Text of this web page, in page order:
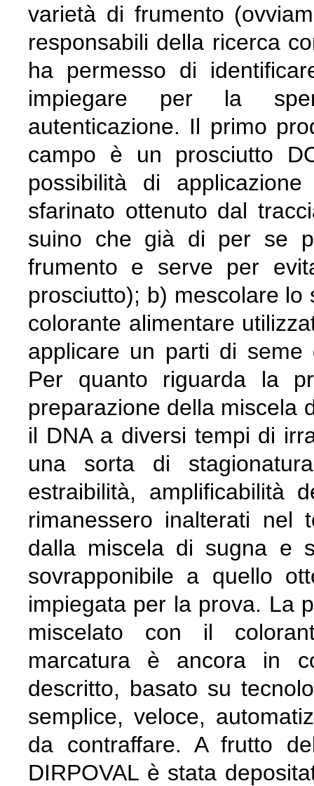
varietà di frumento
responsabili della ricerca
ha permesso di
impiegare per la
autenticazione. Il primo
campo è un prosciutto
possibilità di
sfarinato ottenuto dal
suino che già di per se
frumento e serve per
prosciutto); b) mescolare
colorante alimentare
applicare un parti di seme
Per quanto riguarda la
preparazione della miscela
il DNA a diversi tempi di
una sorta di
estraibilità, amplificabilità
rimanessero inalterati nel
dalla miscela di sugna e
sovrapponibile a quello
impiegata per la prova. La
miscelato con il
marcatura è ancora in
descritto, basato su
semplice, veloce,
da contraffare. A frutto
DIRPOVAL è stata